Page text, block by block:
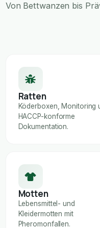
Von Bettwanzen bis
Ratten
Köderboxen, Monitoring
HACCP-konforme
Dokumentation.
Motten
Lebensmittel- und
Kleidermotten mit
Pheromonfallen.